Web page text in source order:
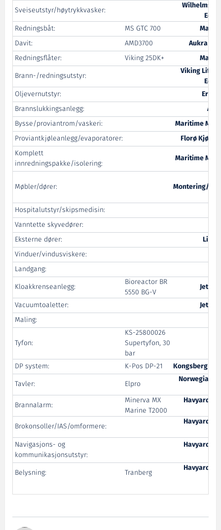
Sveiseutstyr/høytrykkvasker:
Wilhelmsen
Redningsbåt:
MS GTC 700
Mare
Davit:
AMD3700
Aukra
Redningsflåter:
Viking 25DK+
Mare
Brann-/redningsutstyr:
Viking Life-
Oljevernutstyr:
Brannslukkingsanlegg:
Bysse/proviantrom/vaskeri:
Maritime
Proviantkjøleanlegg/evaporatorer:
Florø
Komplett
innredningspakke/isolering:
Maritime
Møbler/dører:
Montering/
Hospitalutstyr/skipsmedisin:
Vanntette skyvedører:
Eksterne dører:
Vinduer/vindusviskere:
Landgang:
Kloakkrenseanlegg:
Bioreactor BR
5550 BG-V
Jets
Vacuumtoaletter:
Jets
Maling:
Tyfon:
KS-25800026
Supertyfon, 30
bar
DP system: K-Pos DP-21
Kongsberg
Tavler:
Elpro
Norwegian
Brannalarm:
Minerva MX
Marine T2000
Havyard
Brokonsoller/IAS/omformere:
Havyard
Navigasjons- og
kommunikasjonsutstyr:
Havyard
Belysning:
Tranberg
Havyard